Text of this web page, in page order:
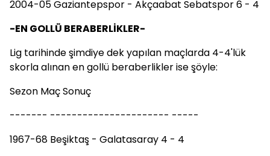
2004-05 Gaziantepspor - Akçaabat Sebatspor 6 - 4
-EN GOLLÜ BERABERLİKLER-
Lig tarihinde şimdiye dek yapılan maçlarda 4-4'lük
skorla alınan en gollü beraberlikler ise şöyle:
Sezon Maç Sonuç
------- ---------------------- -----
1967-68 Beşiktaş - Galatasaray 4 - 4